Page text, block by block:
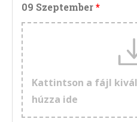
09 Szeptember
Kattintson a fájl
húzza ide